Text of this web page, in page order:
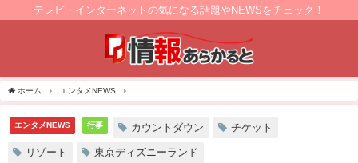
テレビ・インターネットの気になる話題やNEWSをチェック！
ホーム エンタメNEWS
エンタメNEWS 行事 カウントダウン チケット
リゾート 東京ディズニーランド